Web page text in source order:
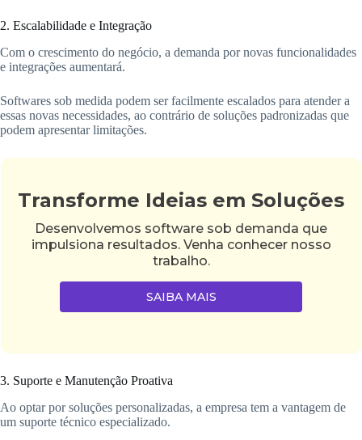
2. Escalabilidade e Integração
Com o crescimento do negócio, a demanda por novas funcionalidades
e integrações aumentará.
Softwares sob medida podem ser facilmente escalados para atender a
essas novas necessidades, ao contrário de soluções padronizadas que
podem apresentar limitações.
Transforme Ideias em Soluções
Desenvolvemos software sob demanda que
impulsiona resultados. Venha conhecer nosso
trabalho.
SAIBA MAIS
3. Suporte e Manutenção Proativa
Ao optar por soluções personalizadas, a empresa tem a vantagem de
um suporte técnico especializado.